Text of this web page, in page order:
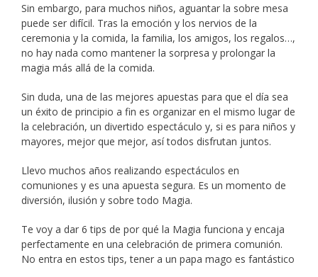
Sin embargo, para muchos niños, aguantar la sobre mesa
puede ser difícil. Tras la emoción y los nervios de la
ceremonia y la comida, la familia, los amigos, los regalos…,
no hay nada como mantener la sorpresa y prolongar la
magia más allá de la comida.
Sin duda, una de las mejores apuestas para que el día sea
un éxito de principio a fin es organizar en el mismo lugar de
la celebración, un divertido espectáculo y, si es para niños y
mayores, mejor que mejor, así todos disfrutan juntos.
Llevo muchos años realizando espectáculos en
comuniones y es una apuesta segura. Es un momento de
diversión, ilusión y sobre todo Magia.
Te voy a dar 6 tips de por qué la Magia funciona y encaja
perfectamente en una celebración de primera comunión.
No entra en estos tips, tener a un papa mago es fantástico